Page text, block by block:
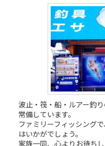
波止・筏・船・ルアー釣
常備しています。
ファミリーフィッシング
はいかがでしょう。
家族一同、心よりお待ちし